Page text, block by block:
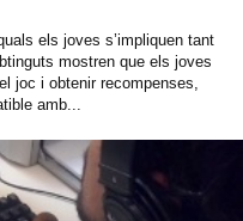
els joves s’impliquen tant
mostren que els joves
joc i obtenir recompenses,
amb...